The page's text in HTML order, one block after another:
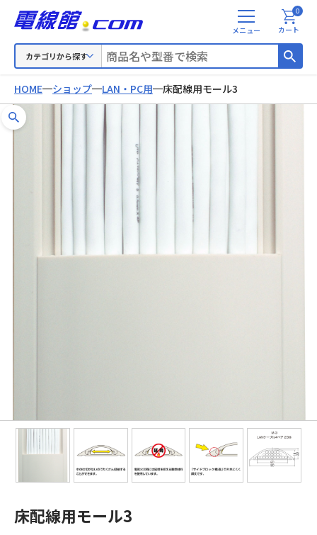
カテゴリから探す
メ
ニ
カート
0
HOME ショップ LAN・PC用 床配線用モール3
床配線用モール3